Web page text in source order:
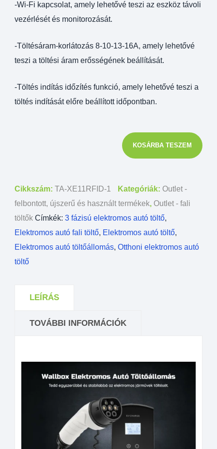
-Wi-Fi kapcsolat, amely lehetővé teszi az eszköz távoli
vezérlését és monitorozását.
-Töltésáram-korlátozás 8-10-13-16A, amely lehetővé
teszi a töltési áram erősségének beállítását.
-Töltés indítás időzítés funkció, amely lehetővé teszi a
töltés indítását előre beállított időpontban.
KOSÁRBA TESZEM
Cikkszám: TA-XE11RFID-1 Kategóriák: Outlet -
felbontott, újszerű és használt termékek, Outlet - fali
töltők Címkék: 3 fázisú elektromos autó töltő,
Elektromos autó fali töltő, Elektromos autó töltő,
Elektromos autó töltőállomás, Otthoni elektromos autó
töltő
LEÍRÁS
TOVÁBBI INFORMÁCIÓK